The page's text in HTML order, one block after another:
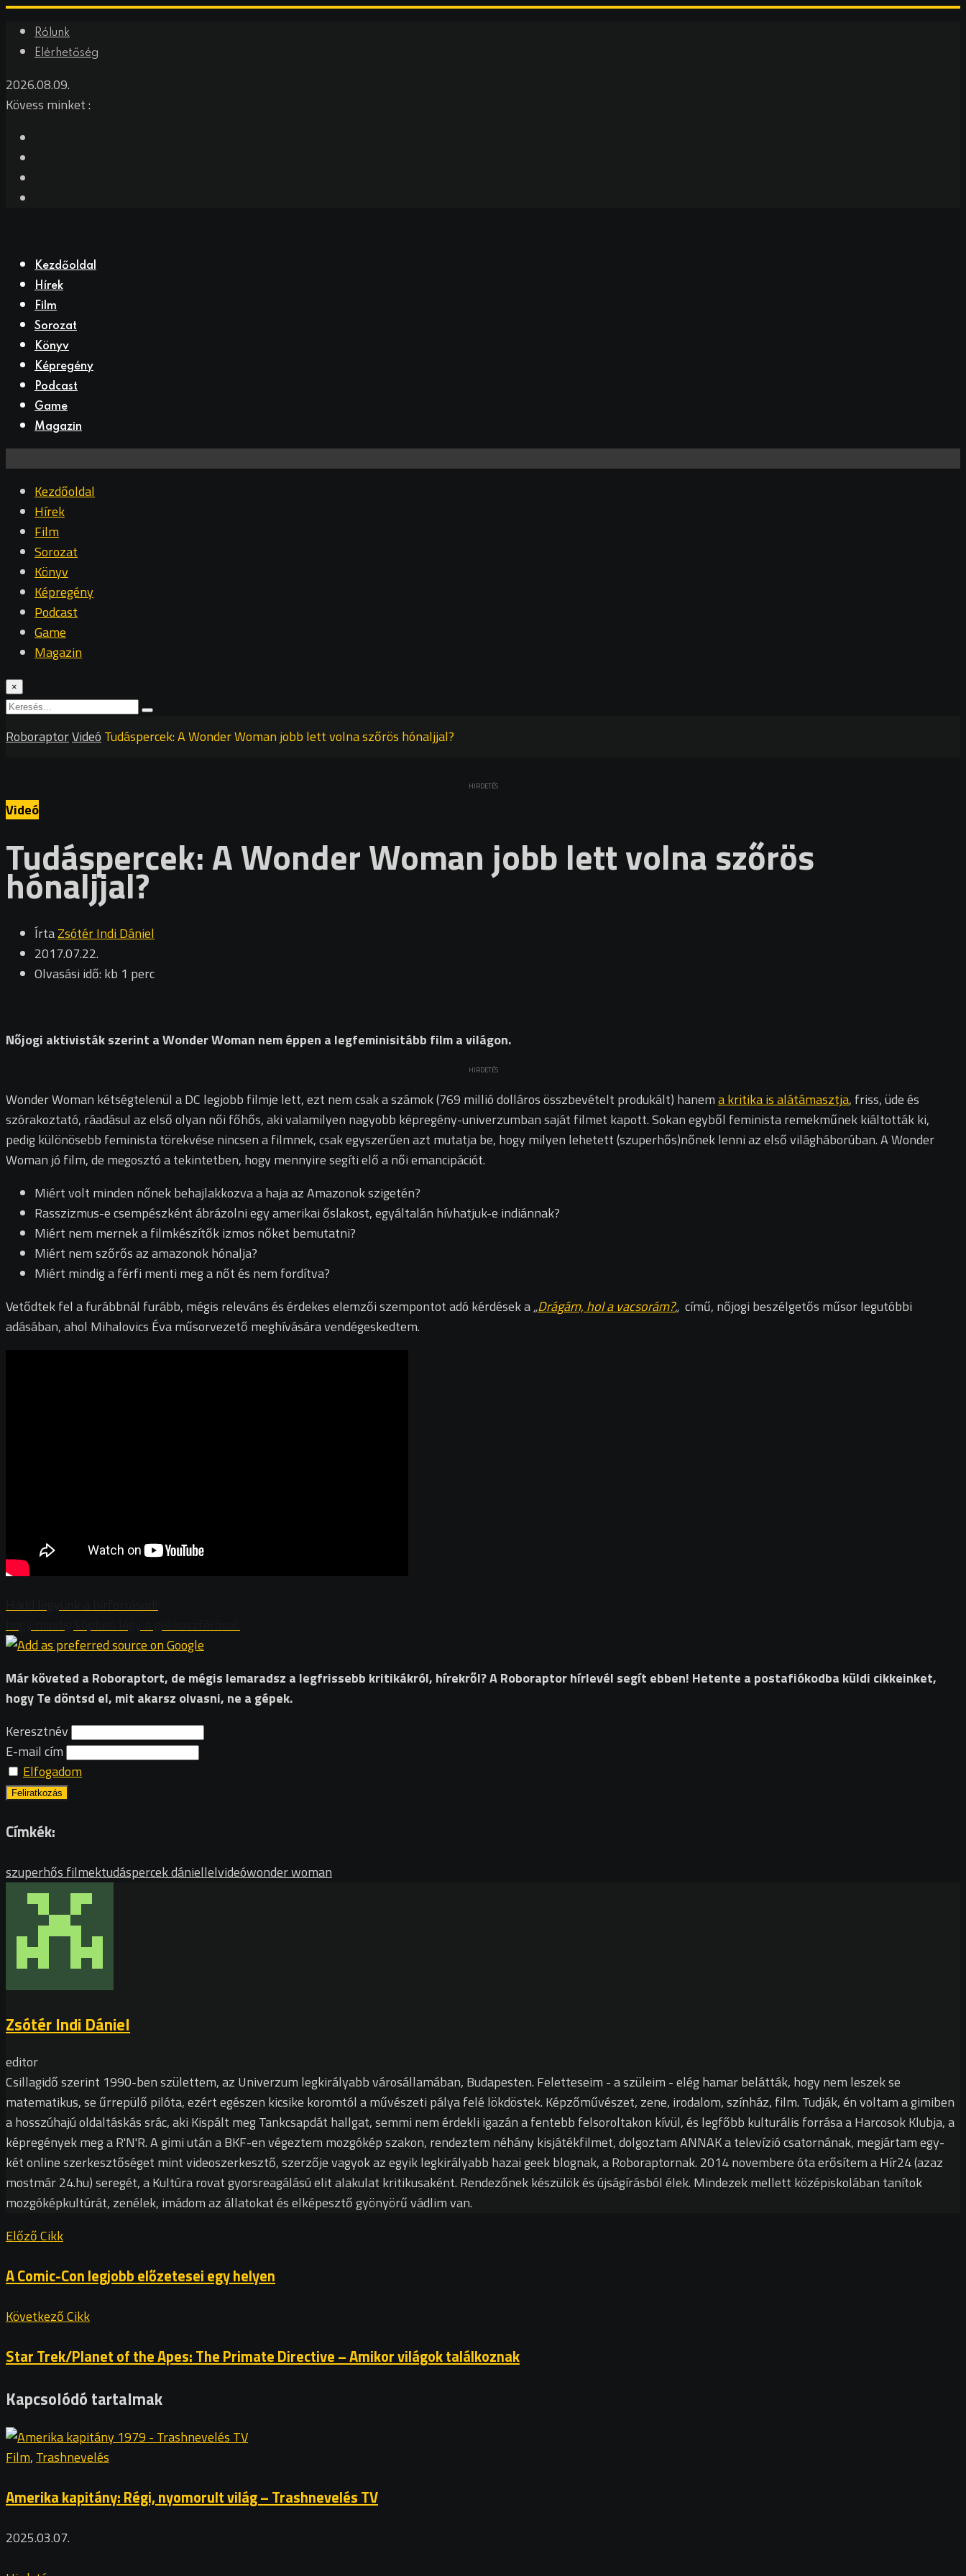
Skip
Rólunk
Elérhetőség
2026.08.09.
Kövess minket :
Kezdőoldal
Hírek
Film
Sorozat
Könyv
Képregény
Podcast
Game
Magazin
Kezdőoldal
Hírek
Film
Sorozat
Könyv
Képregény
Podcast
Game
Magazin
×
RoboraptorVideó Tudáspercek: A Wonder Woman jobb lett volna szőrös hónaljjal?
HIRDETÉS
Videó
Tudáspercek: A Wonder Woman jobb lett volna szőrös
hónaljjal?
ÍrtaZsótér Indi Dániel
2017.07.22.
Olvasási idő: kb 1 perc
Nőjogi aktivisták szerint a Wonder Woman nem éppen a legfeminisitább film a világon.
HIRDETÉS
Wonder Woman kétségtelenül a DC legjobb filmje lett, ezt nem csak a számok (769 millió dolláros összbevételt produkált) hanema kritika is alátámasztja, friss, üde és
szórakoztató, ráadásul az első olyan női főhős, aki valamilyen nagyobb képregény-univerzumban saját filmet kapott. Sokan egyből feminista remekműnek kiáltották ki,
pedig különösebb feminista törekvése nincsen a filmnek, csak egyszerűen azt mutatja be, hogy milyen lehetett (szuperhős)nőnek lenni az első világháborúban. A Wonder
Woman jó film, de megosztó a tekintetben, hogy mennyire segíti elő a női emancipációt.
Miért volt minden nőnek behajlakkozva a haja az Amazonok szigetén?
Rasszizmus-e csempészként ábrázolni egy amerikai őslakost, egyáltalán hívhatjuk-e indiánnak?
Miért nem mernek a filmkészítők izmos nőket bemutatni?
Miért nem szőrős az amazonok hónalja?
Miért mindig a férfi menti meg a nőt és nem fordítva?
Vetődtek fel a furábbnál furább, mégis releváns és érdekes elemzői szempontot adó kérdések a„Drágám, hol a vacsorám?„ című, nőjogi beszélgetős műsor legutóbbi
adásában, ahol Mihalovics Éva műsorvezető meghívására vendégeskedtem.
Már követed a Roboraptort, de mégis lemaradsz a legfrissebb kritikákról, hírekről? A Roboraptor hírlevél segít ebben! Hetente a postafiókodba küldi cikkeinket,
hogy Te döntsd el, mit akarsz olvasni, ne a gépek.
Keresztnév
E-mail cím
Elfogadom
Címkék:
szuperhős filmektudáspercek dániellelvideówonder woman
Zsótér Indi Dániel
editor
Csillagidő szerint 1990-ben születtem, az Univerzum legkirályabb városállamában, Budapesten. Feletteseim - a szüleim - elég hamar belátták, hogy nem leszek se
matematikus, se űrrepülő pilóta, ezért egészen kicsike koromtól a művészeti pálya felé lökdöstek. Képzőművészet, zene, irodalom, színház, film. Tudják, én voltam a gimiben
a hosszúhajú oldaltáskás srác, aki Kispált meg Tankcsapdát hallgat, semmi nem érdekli igazán a fentebb felsoroltakon kívül, és legfőbb kulturális forrása a Harcosok Klubja, a
képregények meg a R'N'R. A gimi után a BKF-en végeztem mozgókép szakon, rendeztem néhány kisjátékfilmet, dolgoztam ANNAK a televízió csatornának, megjártam egy-
két online szerkesztőséget mint videoszerkesztő, szerzője vagyok az egyik legkirályabb hazai geek blognak, a Roboraptornak. 2014 novembere óta erősítem a Hír24 (azaz
mostmár 24.hu) seregét, a Kultúra rovat gyorsreagálású elit alakulat kritikusaként. Rendezőnek készülök és újságírásból élek. Mindezek mellett középiskolában tanítok
mozgóképkultúrát, zenélek, imádom az állatokat és elképesztő gyönyörű vádlim van.
Előző Cikk
A Comic-Con legjobb előzetesei egy helyen
Következő Cikk
Star Trek/Planet of the Apes: The Primate Directive – Amikor világok találkoznak
Kapcsolódó tartalmak
Film, Trashnevelés
Amerika kapitány: Régi, nyomorult világ – Trashnevelés TV
2025.03.07.